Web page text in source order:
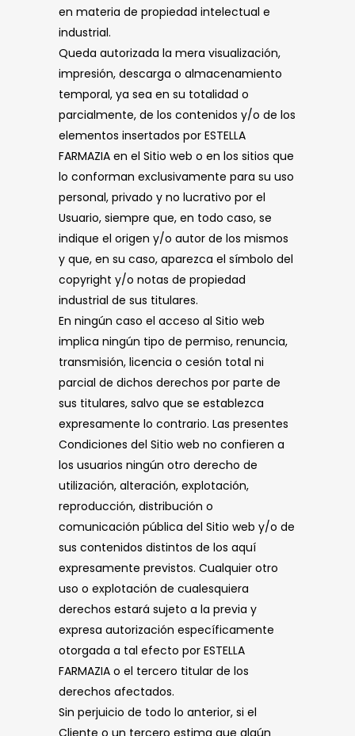
en materia de propiedad intelectual e
industrial.
Queda autorizada la mera visualización,
impresión, descarga o almacenamiento
temporal, ya sea en su totalidad o
parcialmente, de los contenidos y/o de los
elementos insertados por ESTELLA
FARMAZIA en el Sitio web o en los sitios que
lo conforman exclusivamente para su uso
personal, privado y no lucrativo por el
Usuario, siempre que, en todo caso, se
indique el origen y/o autor de los mismos
y que, en su caso, aparezca el símbolo del
copyright y/o notas de propiedad
industrial de sus titulares.
En ningún caso el acceso al Sitio web
implica ningún tipo de permiso, renuncia,
transmisión, licencia o cesión total ni
parcial de dichos derechos por parte de
sus titulares, salvo que se establezca
expresamente lo contrario. Las presentes
Condiciones del Sitio web no confieren a
los usuarios ningún otro derecho de
utilización, alteración, explotación,
reproducción, distribución o
comunicación pública del Sitio web y/o de
sus contenidos distintos de los aquí
expresamente previstos. Cualquier otro
uso o explotación de cualesquiera
derechos estará sujeto a la previa y
expresa autorización específicamente
otorgada a tal efecto por ESTELLA
FARMAZIA o el tercero titular de los
derechos afectados.
Sin perjuicio de todo lo anterior, si el
Cliente o un tercero estima que algún